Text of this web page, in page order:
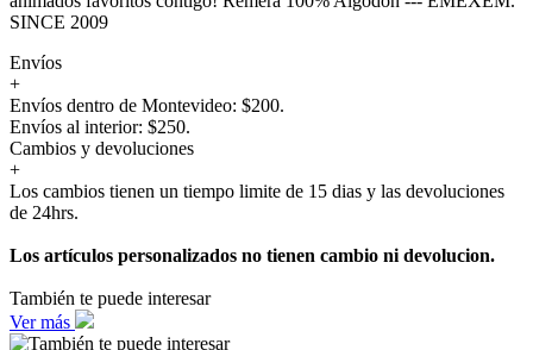
SINCE 2009
Envíos
+
Envíos dentro de Montevideo: $200.
Envíos al interior: $250.
Cambios y devoluciones
+
Los cambios tienen un tiempo limite de 15 dias y las devoluciones
de 24hrs.
Los artículos personalizados no tienen cambio ni devolucion.
También te puede interesar
Ver más